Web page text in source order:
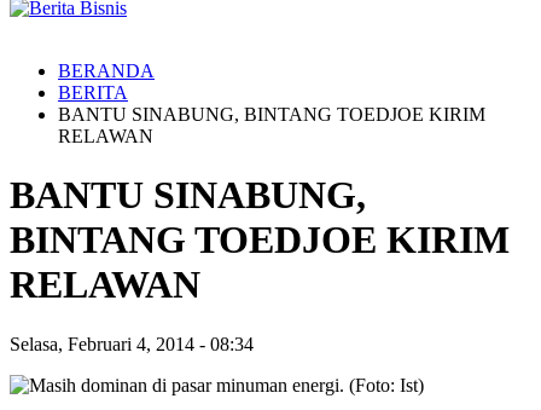
BERANDA
BERITA
BANTU SINABUNG, BINTANG TOEDJOE KIRIM
RELAWAN
BANTU SINABUNG,
BINTANG TOEDJOE KIRIM
RELAWAN
Selasa, Februari 4, 2014 - 08:34